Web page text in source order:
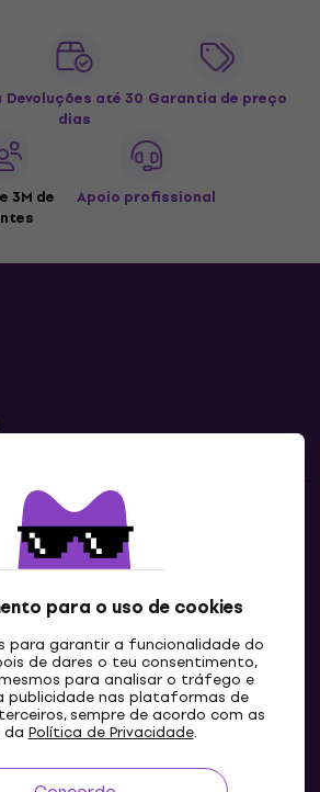
para o uso de cookies
para garantir a funcionalidade do
de dares o teu consentimento,
para analisar o tráfego e
publicidade nas plataformas de
sempre de acordo com as
da Política de Privacidade.
Devoluções até 30
dias
Garantia de preço
3M de
Apoio profissional
Contatos
Contacta-nos